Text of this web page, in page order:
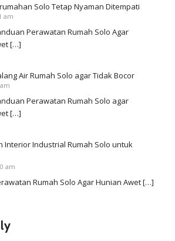
Solo Tetap Nyaman Ditempati
am
Perawatan Rumah Solo Agar
[…]
Air Rumah Solo agar Tidak Bocor
Perawatan Rumah Solo agar
[…]
Interior Industrial Rumah Solo untuk
am
Rumah Solo Agar Hunian Awet […]